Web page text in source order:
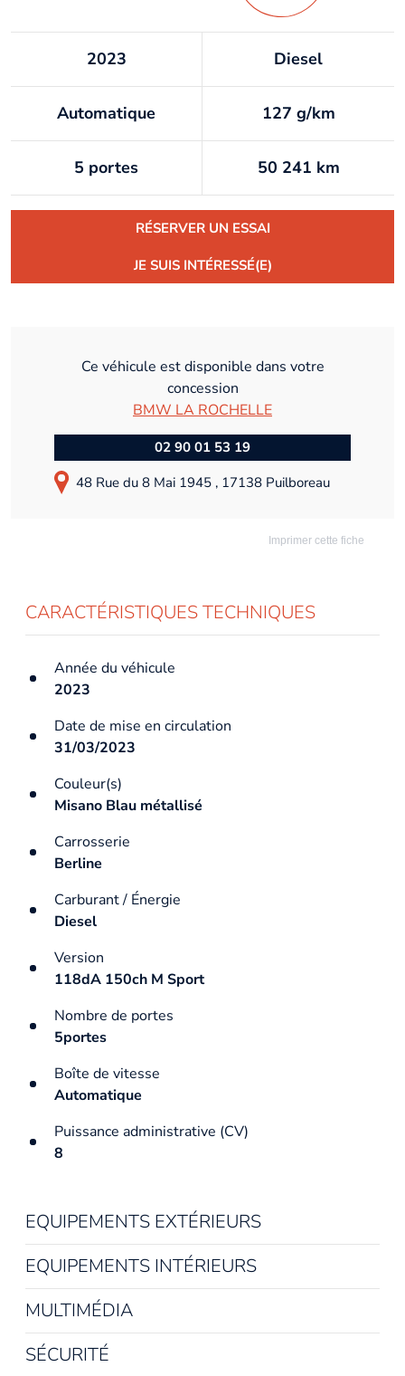
2023 Diesel
Automatique 127 g/km
5 portes 50 241 km
RÉSERVER UN ESSAI
JE SUIS INTÉRESSÉ(E)
Ce véhicule est disponible dans votre
concession
BMW LA ROCHELLE
02 90 01 53 19
48 Rue du 8 Mai 1945 , 17138 Puilboreau
Imprimer cette fiche
CARACTÉRISTIQUES TECHNIQUES
Année du véhicule
2023
Date de mise en circulation
31/03/2023
Couleur(s)
Misano Blau métallisé
Carrosserie
Berline
Carburant / Énergie
Diesel
Version
118dA 150ch M Sport
Nombre de portes
5portes
Boîte de vitesse
Automatique
Puissance administrative (CV)
8
EQUIPEMENTS EXTÉRIEURS
EQUIPEMENTS INTÉRIEURS
MULTIMÉDIA
SÉCURITÉ